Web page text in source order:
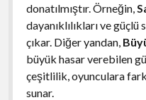
donatılmıştır. Örneğin,
dayanıklılıkları ve
çıkar. Diğer yandan,
büyük hasar verebilen
çeşitlilik, oyunculara
sunar.